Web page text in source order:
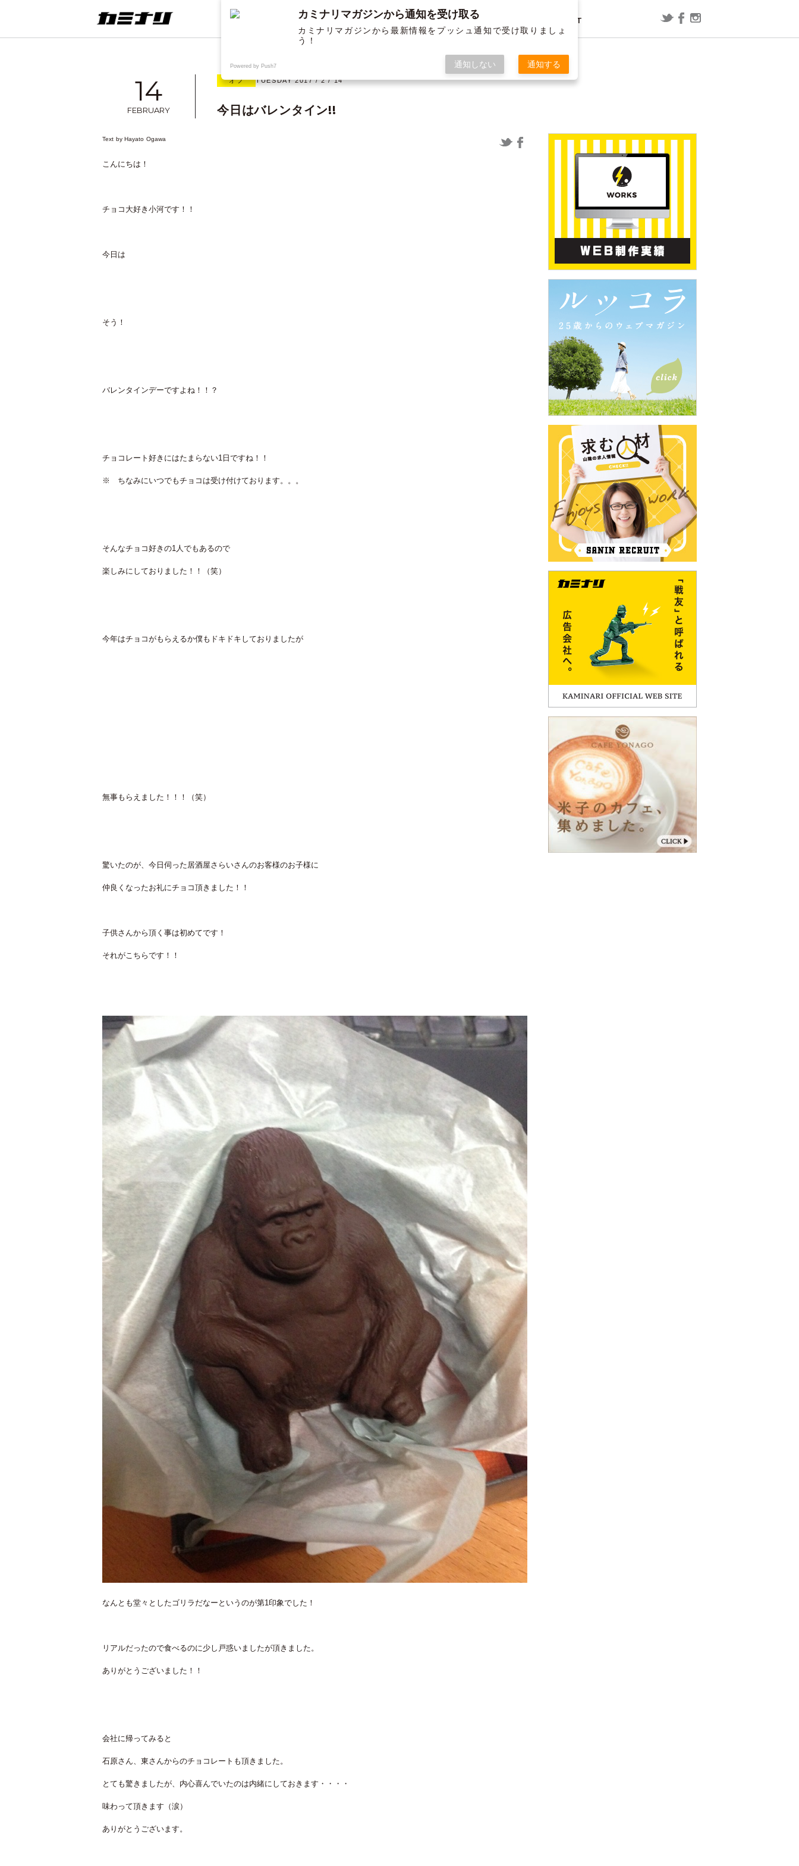
グラフィック
ConoHa WING用WordPressプラグ
インで「セッションの有効期限が切
れました」と表示される場合
映画「スラムダンク」の内容を予想
ABOUT US SERVICE WORKS MEMBER CONTACT
14
FEBRUARY
オフ TUESDAY 2017 / 2 / 14
今日はバレンタイン!!
Text by Hayato Ogawa
こんにちは！
チョコ大好き小河です！！
今日は
そう！
バレンタインデーですよね！！？
チョコレート好きにはたまらない1日ですね！！
※ ちなみにいつでもチョコは受け付けております。。。
そんなチョコ好きの1人でもあるので
楽しみにしておりました！！（笑）
今年はチョコがもらえるか僕もドキドキしておりましたが
無事もらえました！！！（笑）
驚いたのが、今日伺った居酒屋さらいさんのお客様のお子様に
仲良くなったお礼にチョコ頂きました！！
子供さんから頂く事は初めてです！
それがこちらです！！
なんとも堂々としたゴリラだなーというのが第1印象でした！
リアルだったので食べるのに少し戸惑いましたが頂きました。
ありがとうございました！！
会社に帰ってみると
石原さん、東さんからのチョコレートも頂きました。
とても驚きましたが、内心喜んでいたのは内緒にしておきます・・・・
味わって頂きます（涙）
ありがとうございます。
カミナリマガジンから通知を受け取る
カミナリマガジンから最新情報をプッシュ通知で受け取りましょ
う！
Powered by Push7 通知しない 通知する